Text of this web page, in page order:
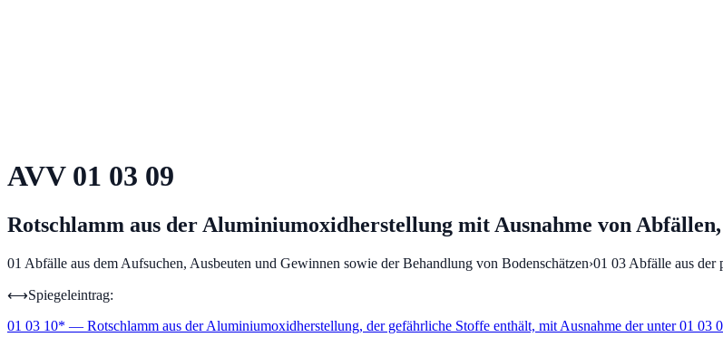
AVV 01 03 09
Rotschlamm aus der Aluminiumoxidherstellung mit Ausnahme von
01 Abfälle aus dem Aufsuchen, Ausbeuten und Gewinnen sowie der Behandlung von Bodenschätzen›01 03 Abfälle aus der
⟷Spiegeleintrag:
01 03 10* — Rotschlamm aus der Aluminiumoxidherstellung, der gefährliche Stoffe enthält, mit Ausnahme der unter 01 03